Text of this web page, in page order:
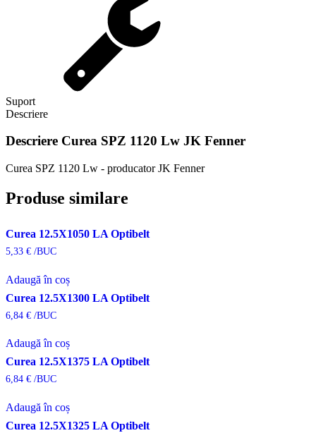
Suport
Descriere
Descriere Curea SPZ 1120 Lw JK Fenner
Curea SPZ 1120 Lw - producator JK Fenner
Produse similare
Curea 12.5X1050 LA Optibelt
5,33 € /BUC
Adaugă în coș
Curea 12.5X1300 LA Optibelt
6,84 € /BUC
Adaugă în coș
Curea 12.5X1375 LA Optibelt
6,84 € /BUC
Adaugă în coș
Curea 12.5X1325 LA Optibelt